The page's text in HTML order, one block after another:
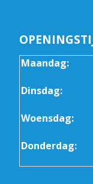
Maandag:
Dinsdag:
Woensdag:
Donderdag: